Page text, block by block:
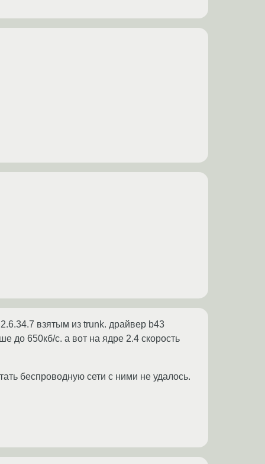
взятым из trunk. драйвер b43
до 650кб/с. а вот на ядре 2.4 скорость
беспроводную сети с ними не удалось.